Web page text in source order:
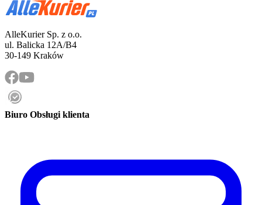
AlleKurier Sp. z o.o.
ul. Balicka 12A/B4
30-149 Kraków
Biuro Obsługi klienta